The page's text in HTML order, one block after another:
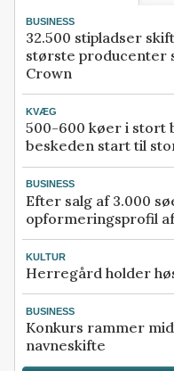
BUSINESS
32.500 stipladser
største producenter
Crown
KVÆG
500-600 køer i stort
beskeden start til
BUSINESS
Efter salg af 3.000
opformeringsprofil
KULTUR
Herregård holder
BUSINESS
Konkurs rammer
navneskifte